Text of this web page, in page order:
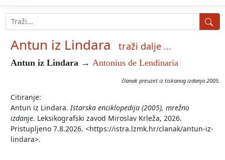
Antun iz Lindara traži dalje ...
Antun iz Lindara → Antonius de Lendinaria
članak preuzet iz tiskanog izdanja 2005.
Citiranje:
Antun iz Lindara. Istarska enciklopedija (2005), mrežno
izdanje. Leksikografski zavod Miroslav Krleža, 2026.
Pristupljeno 7.8.2026. <https://istra.lzmk.hr/clanak/antun-iz-
lindara>.